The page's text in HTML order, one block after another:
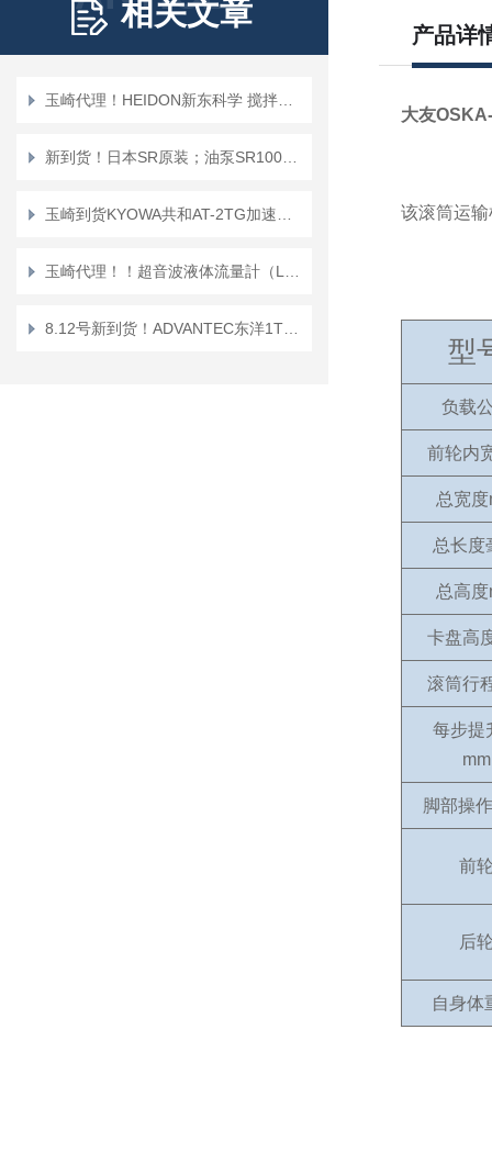
相关文章
产品详
大友
该滚筒运
型
负载
前轮内
总宽度
总长度
总高度
卡盘高
滚筒行
每步提
mm
脚部操
前
后
自身体